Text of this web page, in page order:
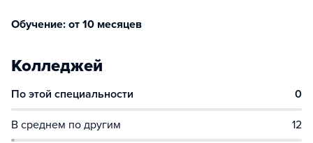
Обучение: от 10 месяцев
Колледжей
По этой специальности 0
В среднем по другим 12